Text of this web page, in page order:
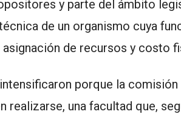
y parte del ámbito
de un organismo cuya
asignación de recursos y costo
porque la
realizarse, una facultad que,